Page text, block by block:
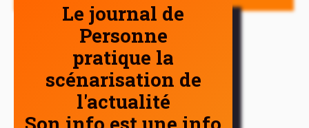
Le journal de
Personne
pratique la
scénarisation de
l'actualité